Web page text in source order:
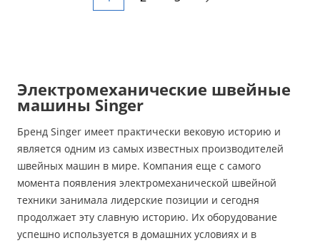
Электромеханические швейные
машины Singer
Бренд Singer имеет практически вековую историю и
является одним из самых известных производителей
швейных машин в мире. Компания еще с самого
момента появления электромеханической швейной
техники занимала лидерские позиции и сегодня
продолжает эту славную историю. Их оборудование
успешно используется в домашних условиях и в